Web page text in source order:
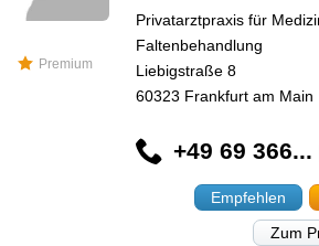
Premium
Privatarztpraxis für
Faltenbehandlung
Liebigstraße 8
60323 Frankfurt am Main
+49 69 366...
Empfehlen
Zum